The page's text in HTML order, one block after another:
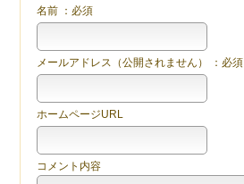
名前 ：必須
メールアドレス（公開されません） ：必須
ホームページURL
コメント内容